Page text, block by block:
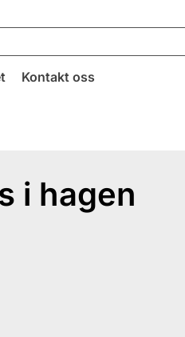
Kontakt oss
i hagen